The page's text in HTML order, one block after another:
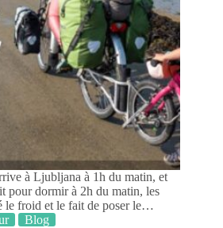
à Ljubljana à 1h du matin, et
pour dormir à 2h du matin, les
le froid et le fait de poser le…
Blog